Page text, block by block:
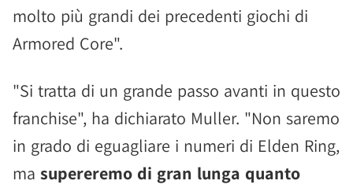
molto più grandi dei precedenti giochi di
Armored Core".
"Si tratta di un grande passo avanti in questo
franchise", ha dichiarato Muller. "Non saremo
in grado di eguagliare i numeri di Elden Ring,
ma supereremo di gran lunga quanto